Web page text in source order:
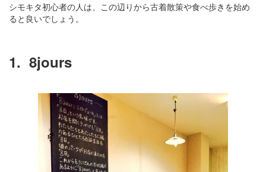
シモキタ初心者の人は、この辺りから古着散策や食べ歩きを始め
ると良いでしょう。
1. 8jours